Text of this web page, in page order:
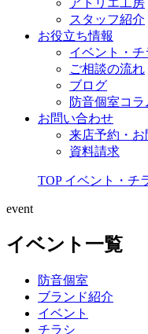
スタッフ紹介
お役立ち情報
イベント・チ
ご相談の流れ
ブログ
防音個室コラ
お問い合わせ
来店予約・
資料請求
TOP イベント・チ
event
イベント一覧
防音個室
ブランド紹介
イベント
チラシ